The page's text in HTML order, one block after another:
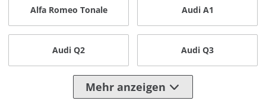
Alfa Romeo Tonale Audi A1
Audi Q2 Audi Q3
Mehr anzeigen